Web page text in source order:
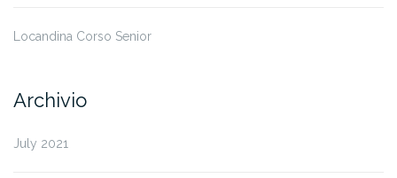
Locandina Corso Senior
Archivio
July 2021